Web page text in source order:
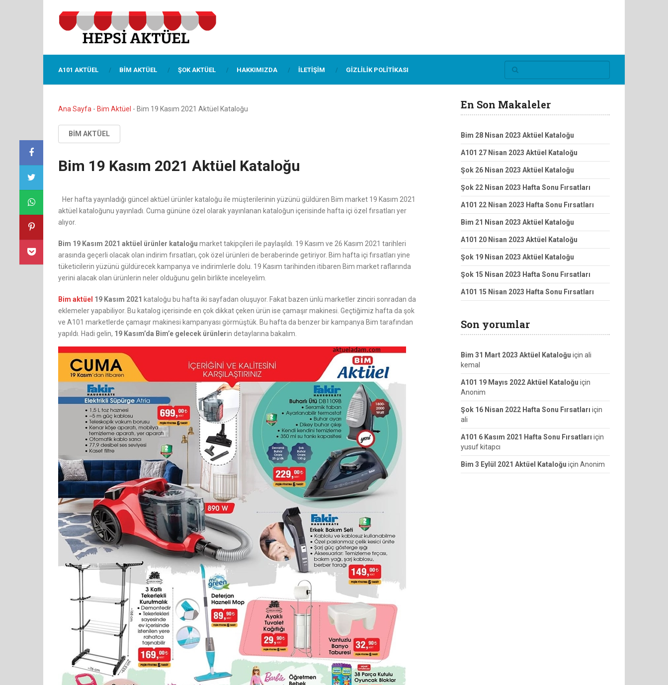
A101 AKTÜEL BIM AKTÜEL ŞOK AKTÜEL HAKKIMIZDA İLETIŞIM GIZLILIK POLITIKASI
Ana Sayfa - Bim Aktüel - Bim 19 Kasım 2021 Aktüel Kataloğu
BIM AKTÜEL
Bim 19 Kasım 2021 Aktüel Kataloğu
Her hafta yayınladığı güncel aktüel ürünler kataloğu ile müşterilerinin yüzünü güldüren Bim market 19 Kasım 2021
aktüel kataloğunu yayınladı. Cuma gününe özel olarak yayınlanan kataloğun içerisinde hafta içi özel fırsatları yer
alıyor.
Bim 19 Kasım 2021 aktüel ürünler kataloğu market takipçileri ile paylaşıldı. 19 Kasım ve 26 Kasım 2021 tarihleri
arasında geçerli olacak olan indirim fırsatları, çok özel ürünleri de beraberinde getiriyor. Bim hafta içi fırsatları yine
tüketicilerin yüzünü güldürecek kampanya ve indirimlerle dolu. 19 Kasım tarihinden itibaren Bim market raflarında
yerini alacak olan ürünlerin neler olduğunu gelin birlikte inceleyelim.
Bim aktüel 19 Kasım 2021 kataloğu bu hafta iki sayfadan oluşuyor. Fakat bazen ünlü marketler zinciri sonradan da
eklemeler yapabiliyor. Bu katalog içerisinde en çok dikkat çeken ürün ise çamaşır makinesi. Geçtiğimiz hafta da şok
ve A101 marketlerde çamaşır makinesi kampanyası görmüştük. Bu hafta da benzer bir kampanya Bim tarafından
yapıldı. Hadi gelin, 19 Kasım’da Bim’e gelecek ürünlerin detaylarına bakalım.
En Son Makaleler
Bim 28 Nisan 2023 Aktüel Kataloğu
A101 27 Nisan 2023 Aktüel Kataloğu
Şok 26 Nisan 2023 Aktüel Kataloğu
Şok 22 Nisan 2023 Hafta Sonu Fırsatları
A101 22 Nisan 2023 Hafta Sonu Fırsatları
Bim 21 Nisan 2023 Aktüel Kataloğu
A101 20 Nisan 2023 Aktüel Kataloğu
Şok 19 Nisan 2023 Aktüel Kataloğu
Şok 15 Nisan 2023 Hafta Sonu Fırsatları
A101 15 Nisan 2023 Hafta Sonu Fırsatları
Son yorumlar
Bim 31 Mart 2023 Aktüel Kataloğu için ali
kemal
A101 19 Mayıs 2022 Aktüel Kataloğu için
Anonim
Şok 16 Nisan 2022 Hafta Sonu Fırsatları için
ali
A101 6 Kasım 2021 Hafta Sonu Fırsatları için
yusuf kitapcı
Bim 3 Eylül 2021 Aktüel Kataloğu için Anonim